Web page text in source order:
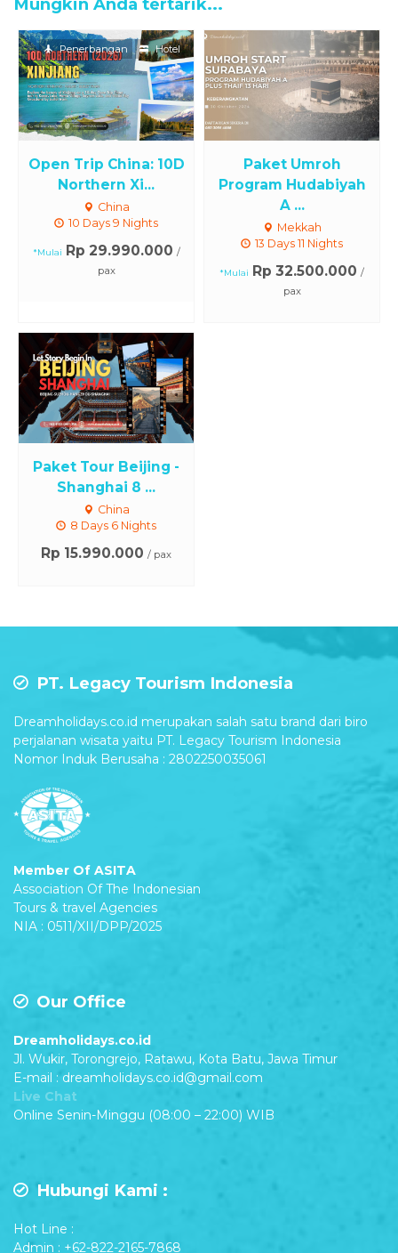
Mungkin Anda tertarik...
Open Trip China: 10D
Northern Xi...
China
10 Days 9 Nights
*Mulai Rp 29.990.000 /
pax
Penerbangan Hotel
Paket Umroh
Program Hudabiyah
A ...
Mekkah
13 Days 11 Nights
*Mulai Rp 32.500.000 /
pax
Paket Tour Beijing -
Shanghai 8 ...
China
8 Days 6 Nights
Rp 15.990.000 / pax
PT. Legacy Tourism Indonesia
Dreamholidays.co.id merupakan salah satu brand dari biro
perjalanan wisata yaitu PT. Legacy Tourism Indonesia
Nomor Induk Berusaha : 2802250035061
Member Of ASITA
Association Of The Indonesian
Tours & travel Agencies
NIA : 0511/XII/DPP/2025
Our Office
Dreamholidays.co.id
Jl. Wukir, Torongrejo, Ratawu, Kota Batu, Jawa Timur
E-mail : dreamholidays.co.id@gmail.com
Live Chat
Online Senin-Minggu (08:00 – 22:00) WIB
Hubungi Kami :
Hot Line :
Admin : +62-822-2165-7868